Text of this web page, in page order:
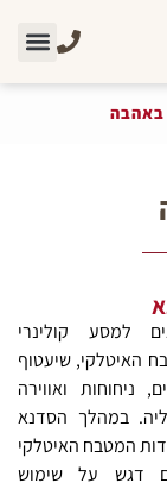
באהבה
למסע קולינרי
האיטלקי, שיעטוף
ניחוחות ואווירה
במהלך הסדנא
המטבח האיטלקי
דגש על שימוש